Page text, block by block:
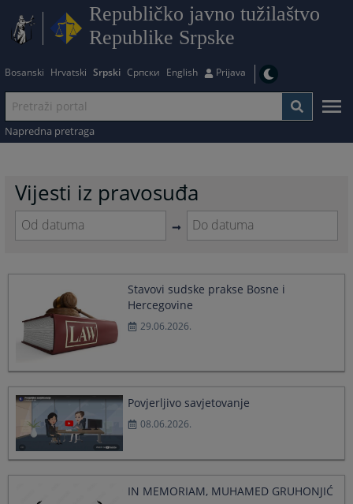
Republičko javno tužilaštvo
Republike Srpske
Bosanski Hrvatski Srpski Српски English Prijava
Napredna pretraga
Vijesti iz pravosuđa
to
the
calendar
and
date.
the
question
mark
key
to
interact
with
the
date.
Press
the
mark
key
to
Stavovi sudske prakse Bosne i
Hercegovine
29.06.2026.
Povjerljivo savjetovanje
08.06.2026.
IN MEMORIAM, MUHAMED GRUHONJIĆ